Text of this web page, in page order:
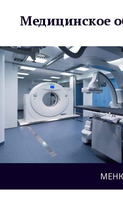
Медицинское